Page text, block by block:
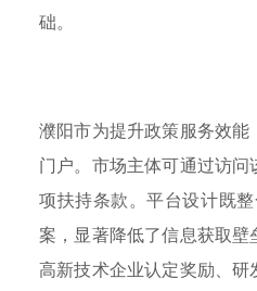
础。
濮阳市为提升政策服务效能
门户。市场主体可通过访
项扶持条款。平台设计既
案，显著降低了信息获取
高新技术企业认定奖励、